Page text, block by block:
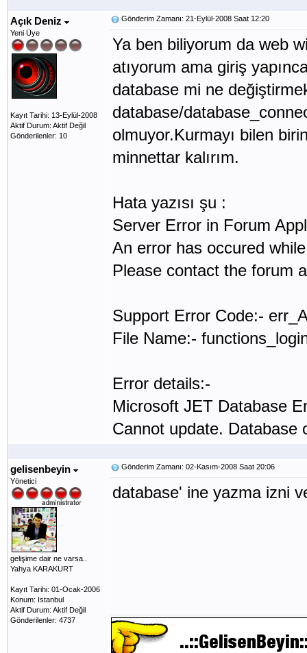
Açık Deniz
Yeni Üye
Kayıt Tarihi: 13-Eylül-2008
Aktif Durum: Aktif Değil
Gönderilenler: 10
Gönderim Zamanı: 21-Eylül-2008 Saat 12:20
Ya ben biliyorum da web
atıyorum ama giriş
database mi ne
database/
olmuyor.Kurmayı bilen
minnettar kalırım.
Hata yazısı şu :
Server Error in Forum
An error has occured
Please contact the forum
Support Error Code:-
File Name:-
Error details:-
Microsoft JET Database
Cannot update. Database
gelisenbeyin
Yönetici
gelişime dair ne varsa..
Yahya KARAKURT
Kayıt Tarihi: 01-Ocak-2006
Konum: Istanbul
Aktif Durum: Aktif Değil
Gönderilenler: 4737
Gönderim Zamanı: 02-Kasım-2008 Saat 20:06
database' ine yazma izni